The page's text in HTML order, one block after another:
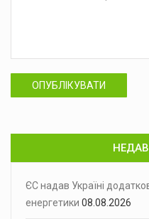
ОПУБЛІКУВАТИ
ЄС надав Україні
енергетики 08.08.2026